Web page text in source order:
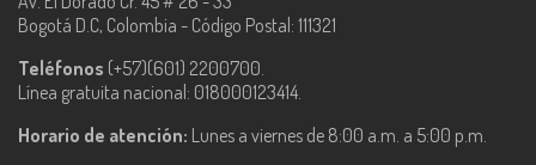
Bogotá D.C, Colombia - Código Postal: 111321
Teléfonos (+57)(601) 2200700.
Línea gratuita nacional: 018000123414.
Horario de atención: Lunes a viernes de 8:00 a.m. a 5:00 p.m.